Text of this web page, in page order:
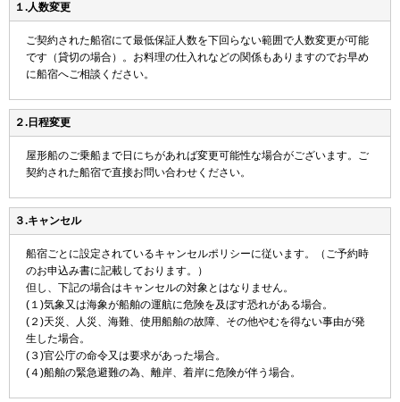
１.人数変更
ご契約された船宿にて最低保証人数を下回らない範囲で人数変更が可能
です（貸切の場合）。お料理の仕入れなどの関係もありますのでお早め
に船宿へご相談ください。
２.日程変更
屋形船のご乗船まで日にちがあれば変更可能性な場合がございます。ご
契約された船宿で直接お問い合わせください。
３.キャンセル
船宿ごとに設定されているキャンセルポリシーに従います。（ご予約時
のお申込み書に記載しております。）
但し、下記の場合はキャンセルの対象とはなりません。
(１)気象又は海象が船舶の運航に危険を及ぼす恐れがある場合。
(２)天災、人災、海難、使用船舶の故障、その他やむを得ない事由が発
生した場合。
(３)官公庁の命令又は要求があった場合。
(４)船舶の緊急避難の為、離岸、着岸に危険が伴う場合。